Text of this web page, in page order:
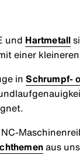
und Hartmetall
einer
inSchrumpf-
aus